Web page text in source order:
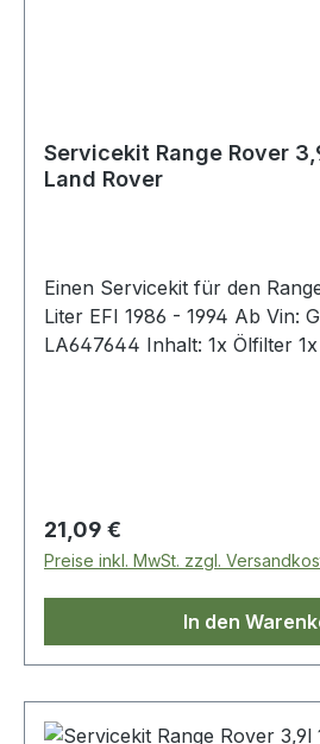
Servicekit Range Rover
Land Rover
Einen Servicekit für den
Liter EFI 1986 - 1994 Ab Vin:
LA647644 Inhalt: 1x Ölfilter
Regulärer Preis:
21,09 €
Preise inkl. MwSt. zzgl.
In den